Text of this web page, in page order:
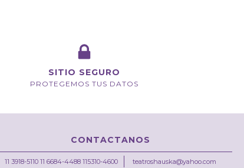
SITIO SEGURO
PROTEGEMOS TUS DATOS
CONTACTANOS
11 3918-5110 11 6684-4488 115310-4600 teatroshauska@yahoo.com